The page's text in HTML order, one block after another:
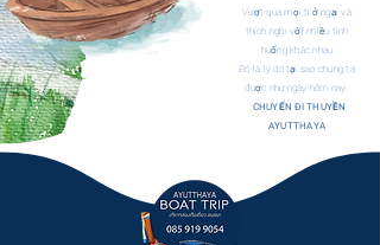
Vượt qua mọi trở ngại và
thích nghi với nhiều tình
huống khác nhau
Đó là lý do tại sao chúng ta
được như ngày hôm nay.
CHUYẾN ĐI THUYỀN
AYUTTHAYA